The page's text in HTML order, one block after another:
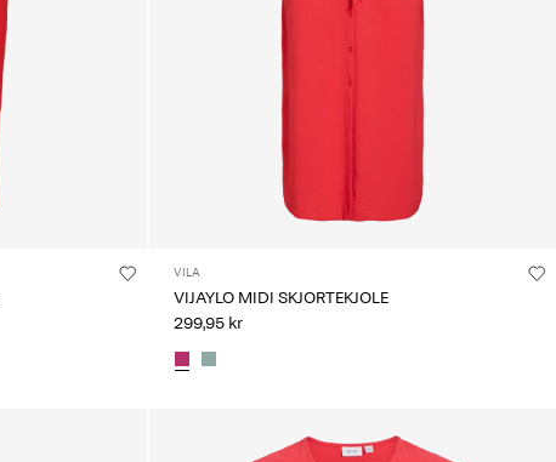
VILA
VIJAYLO MIDI SKJORTEKJOLE
299,95 kr